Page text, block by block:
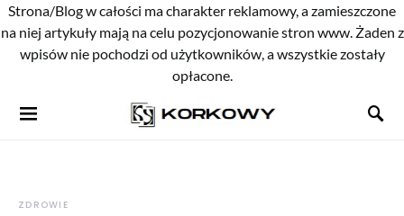
Strona/Blog w całości ma charakter reklamowy, a zamieszczone
na niej artykuły mają na celu pozycjonowanie stron www. Żaden z
wpisów nie pochodzi od użytkowników, a wszystkie zostały
opłacone.
ZDROWIE